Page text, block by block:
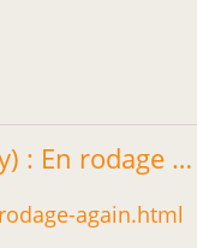
Door's (Clichy) : En rodage again - Restos sur le Grill - Blog critique des restaurants de Paris indépendant !
again.html